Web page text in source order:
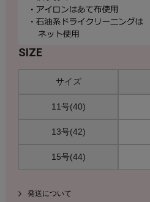
SIZE
サイズ
11号(40)
13号(42)
15号(44)
発送について